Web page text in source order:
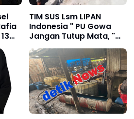
TIM SUS Lsm LIPAN
Indonesia " PU Gowa
Jangan Tutup Mata, "
Proyek Akhir Tahun
Jangan Asal Jadi.